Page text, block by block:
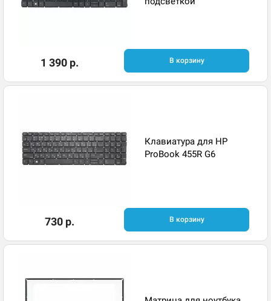
1 390 р. В корзину
Клавиатура для HP
ProBook 455R G6
730 р. В корзину